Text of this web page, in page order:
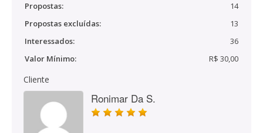
Propostas:
14
Propostas excluídas:
13
Interessados:
36
Valor Mínimo:
R$ 30,00
Cliente
Ronimar Da S.